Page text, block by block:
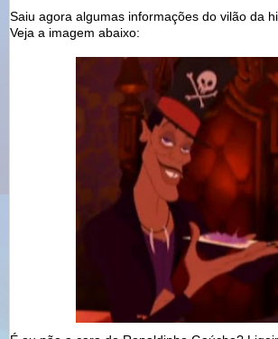
Saiu agora algumas informações do vilão da
Veja a imagem abaixo: